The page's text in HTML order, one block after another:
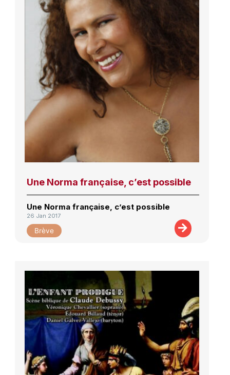
Une Norma française, c’est possible
Une Norma française, c’est possible
26 Jan 2017
Brève